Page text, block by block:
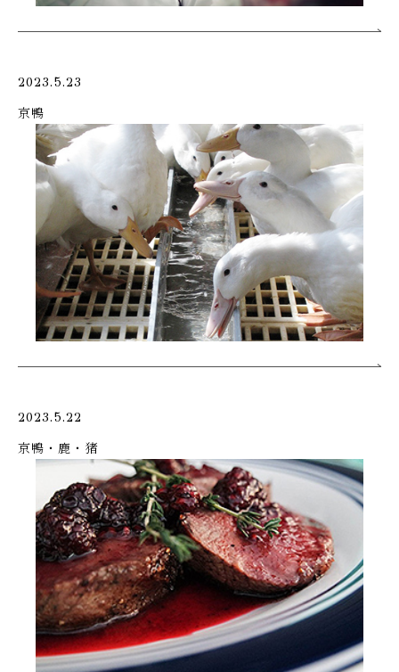
2023.5.23
京鴨
2023.5.22
京鴨・鹿・猪